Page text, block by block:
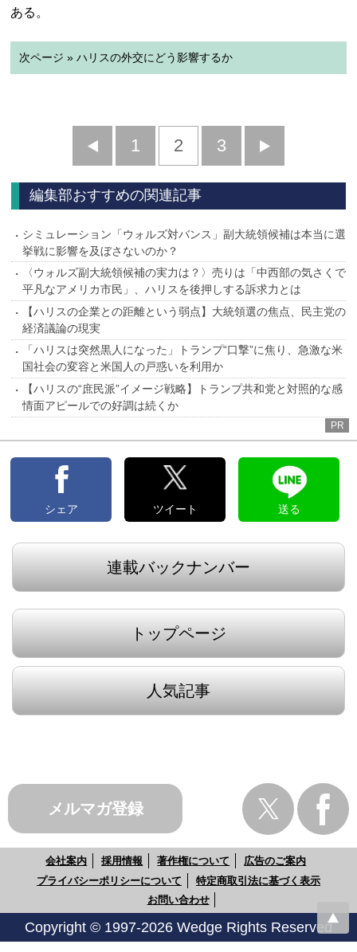
ある。
次ページ » ハリスの外交にどう影響するか
前
へ
1 2 3
へ
編集部おすすめの関連記事
シミュレーション「ウォルズ対バンス」副大統領候補は本当に選
挙戦に影響を及ぼさないのか？
〈ウォルズ副大統領候補の実力は？〉売りは「中西部の気さくで
平凡なアメリカ市民」、ハリスを後押しする訴求力とは
【ハリスの企業との距離という弱点】大統領選の焦点、民主党の
経済議論の現実
「ハリスは突然黒人になった」トランプ“口撃”に焦り、急激な米
国社会の変容と米国人の戸惑いを利用か
【ハリスの“庶民派”イメージ戦略】トランプ共和党と対照的な感
情面アピールでの好調は続くか
PR
シェア ツイート 送る
連載バックナンバー
トップページ
人気記事
メルマガ登録
会社案内 採用情報 著作権について
広告のご案内
プライバシーポリシーについて
特定商取引法に基づく表示
お問い合わせ
Copyright © 1997-2026 Wedge Rights Reserved